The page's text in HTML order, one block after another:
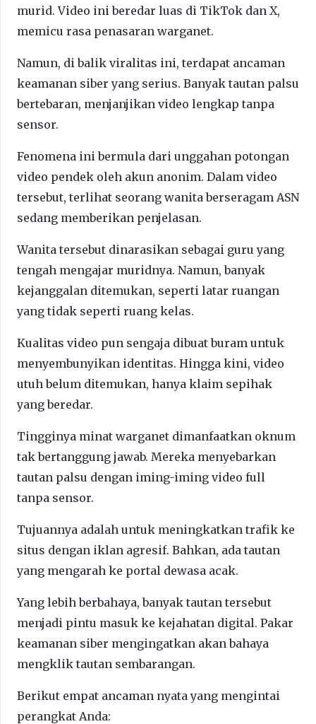
murid. Video ini beredar luas di TikTok dan X,
memicu rasa penasaran warganet.
Namun, di balik viralitas ini, terdapat ancaman
keamanan siber yang serius. Banyak tautan palsu
bertebaran, menjanjikan video lengkap tanpa
sensor.
Fenomena ini bermula dari unggahan potongan
video pendek oleh akun anonim. Dalam video
tersebut, terlihat seorang wanita berseragam ASN
sedang memberikan penjelasan.
Wanita tersebut dinarasikan sebagai guru yang
tengah mengajar muridnya. Namun, banyak
kejanggalan ditemukan, seperti latar ruangan
yang tidak seperti ruang kelas.
Kualitas video pun sengaja dibuat buram untuk
menyembunyikan identitas. Hingga kini, video
utuh belum ditemukan, hanya klaim sepihak
yang beredar.
Tingginya minat warganet dimanfaatkan oknum
tak bertanggung jawab. Mereka menyebarkan
tautan palsu dengan iming-iming video full
tanpa sensor.
Tujuannya adalah untuk meningkatkan trafik ke
situs dengan iklan agresif. Bahkan, ada tautan
yang mengarah ke portal dewasa acak.
Yang lebih berbahaya, banyak tautan tersebut
menjadi pintu masuk ke kejahatan digital. Pakar
keamanan siber mengingatkan akan bahaya
mengklik tautan sembarangan.
Berikut empat ancaman nyata yang mengintai
perangkat Anda: